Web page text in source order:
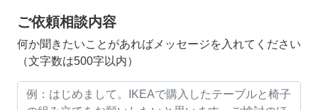
ご依頼相談内容
何か聞きたいことがあればメッセージを入れてください
（文字数は500字以内）